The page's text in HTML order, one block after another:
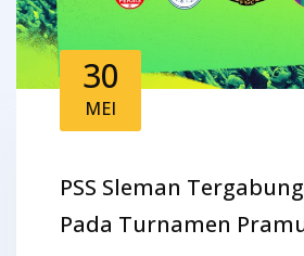
30
MEI
PSS Sleman
Pada Turnamen